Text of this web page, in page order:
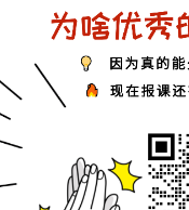
不如先补补体育
作者：奥数网整理 2019-05-31